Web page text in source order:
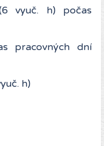
vyuč. h) počas
pracovných dní
h)